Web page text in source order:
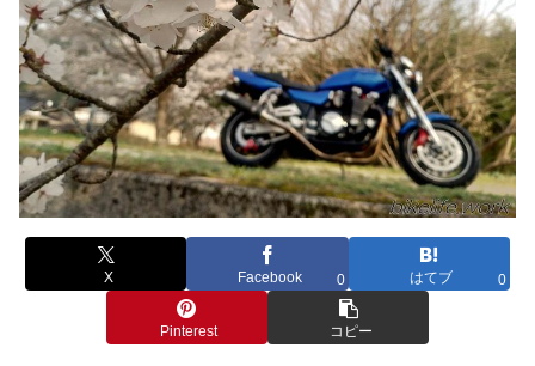
X Facebook 0 はてブ 0
Pinterest コピー